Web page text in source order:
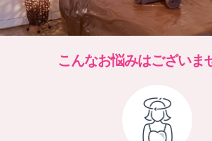
こんなお悩みはございま